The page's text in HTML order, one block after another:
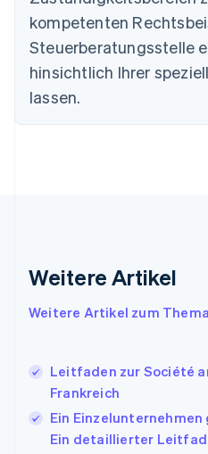
kompetenten
Steuerberatungsstelle
hinsichtlich Ihrer
lassen.
Weitere Artikel
Weitere Artikel zum
Leitfaden zur Société
Frankreich
Ein
Ein detaillierter
English
Dänemark
English
Deutschland
Estland
English
Griechenland
English
Italien
ItalianoEnglish
Japan